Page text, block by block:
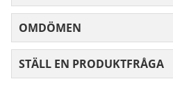
OMDÖMEN
STÄLL EN PRODUKTFRÅGA